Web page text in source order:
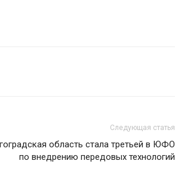
Следующая статья
область стала третьей в ЮФО
по внедрению передовых технологий